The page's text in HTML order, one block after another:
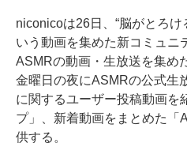
niconicoは26日、“脳がとろけ
いう動画を集めた新コミュニ
ASMRの動画・生放送を集め
金曜日の夜にASMRの公式生
に関するユーザー投稿動画を
プ」、新着動画をまとめた「
供する。